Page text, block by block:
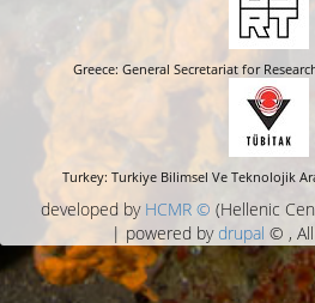
Greece: General Secretariat for
Turkey: Turkiye Bilimsel Ve Teknolojik
developed by HCMR © (Hellenic
| powered by drupal © ,